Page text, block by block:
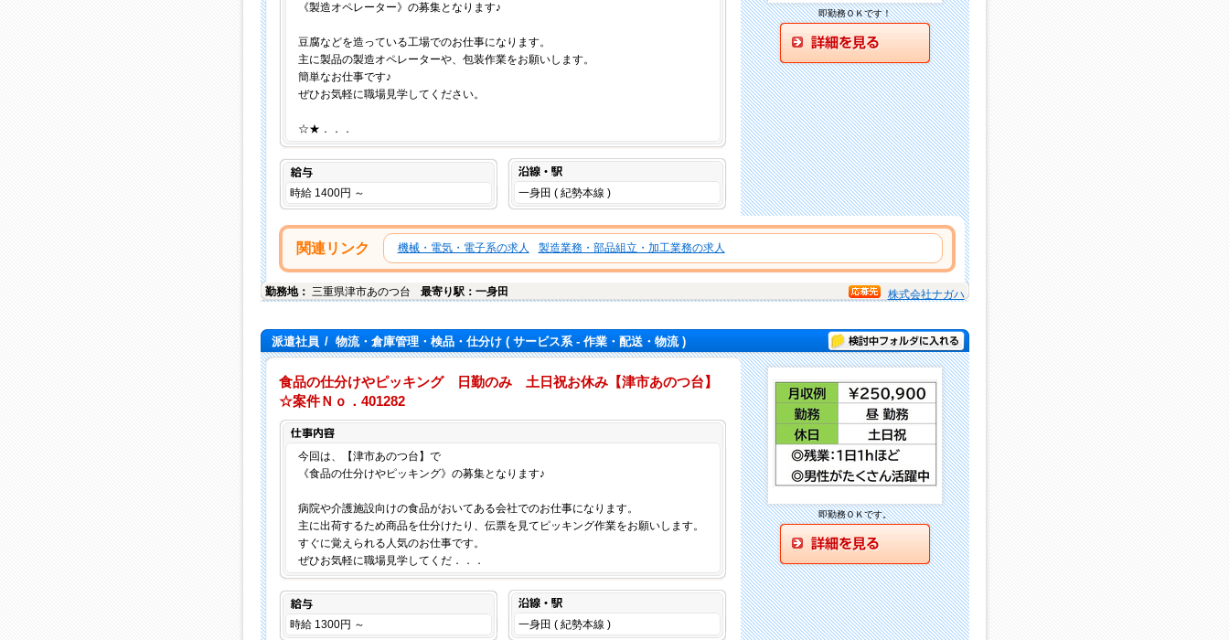
《製造オペレーター》の募集となります♪
豆腐などを造っている工場でのお仕事になります。
主に製品の製造オペレーターや、包装作業をお願いします。
簡単なお仕事です♪
ぜひお気軽に職場見学してください。
☆★．．．
給与
時給 1400円 ～ 一身田 ( 紀勢本線 )
即勤務ＯＫです！
関連リンク 機械・電気・電子系の求人 製造業務・部品組立・加工業務の求人
勤務地： 三重県津市あのつ台 最寄り駅：一身田 株式会社ナガハ
派遣社員 / 物流・倉庫管理・検品・仕分け( サービス系 - 作業・配送・物流 ) 検討中フォルダに入れる
食品の仕分けやピッキング 日勤のみ 土日祝お休み【津市あのつ台】
☆案件Ｎｏ．401282
今回は、【津市あのつ台】で
《食品の仕分けやピッキング》の募集となります♪
病院や介護施設向けの食品がおいてある会社でのお仕事になります。
主に出荷するため商品を仕分けたり、伝票を見てピッキング作業をお願いします。
すぐに覚えられる人気のお仕事です。
ぜひお気軽に職場見学してくだ．．．
給与
時給 1300円 ～ 一身田 ( 紀勢本線 )
即勤務ＯＫです。